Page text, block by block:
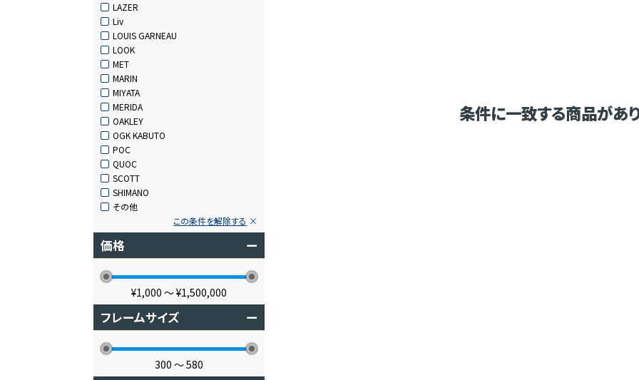
LAZER
Liv
LOUIS GARNEAU
LOOK
MET
MARIN
MIYATA
MERIDA
OAKLEY
OGK KABUTO
POC
QUOC
SCOTT
SHIMANO
その他
この条件を解除する
価格 ー
¥1,000 〜¥1,500,000
フレームサイズ ー
300 〜580
条件に一致する商品があ